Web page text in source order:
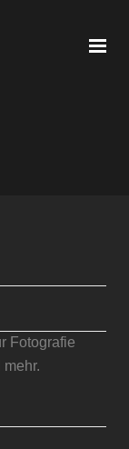
Fotografie
mehr.